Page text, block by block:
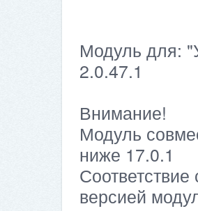
Модуль для:
2.0.47.1
Внимание!
Модуль
ниже 17.0.1
версией